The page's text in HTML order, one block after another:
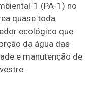
1 (PA-1) no
quase toda
ecológico que
da água das
e manutenção de